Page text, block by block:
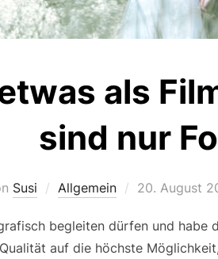
als
sind nur
Susi Allgemein
Veröffentlicht
20. August
begleiten dürfen und habe
auf die höchste